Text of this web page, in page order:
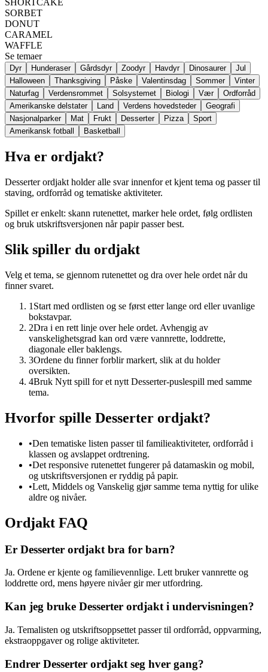
SORBET
DONUT
CARAMEL
WAFFLE
Se temaer
Dyr Hunderaser Gårdsdyr Zoodyr Havdyr Dinosaurer
Jul
Halloween
Thanksgiving Påske Valentinsdag Sommer
Vinter
Naturfag
Verdensrommet Solsystemet Biologi Vær
Ordforråd
Amerikanske delstater
Land Verdens hovedsteder
Geografi
Nasjonalparker
Mat Frukt Desserter Pizza
Sport
Amerikansk fotball
Basketball
Hva er ordjakt?
Desserter ordjakt holder alle svar innenfor et kjent tema og passer til
staving, ordforråd og tematiske aktiviteter.
Spillet er enkelt: skann rutenettet, marker hele ordet, følg ordlisten
og bruk utskriftsversjonen når papir passer best.
Slik spiller du ordjakt
Velg et tema, se gjennom rutenettet og dra over hele ordet når du
finner svaret.
1 Start med ordlisten og se først etter lange ord eller uvanlige
bokstavpar.
2Dra i en rett linje over hele ordet. Avhengig av
vanskelighetsgrad kan ord være vannrette, loddrette,
diagonale eller baklengs.
3Ordene du finner forblir markert, slik at du holder
oversikten.
4Bruk Nytt spill for et nytt Desserter-puslespill med samme
tema.
Hvorfor spille Desserter ordjakt?
•Den tematiske listen passer til familieaktiviteter, ordforråd i
klassen og avslappet ordtrening.
•Det responsive rutenettet fungerer på datamaskin og mobil,
og utskriftsversjonen er ryddig på papir.
•Lett, Middels og Vanskelig gjør samme tema nyttig for ulike
aldre og nivåer.
Ordjakt FAQ
Er Desserter ordjakt bra for barn?
Ja. Ordene er kjente og familievennlige. Lett bruker vannrette og
loddrette ord, mens høyere nivåer gir mer utfordring.
Kan jeg bruke Desserter ordjakt i undervisningen?
Ja. Temalisten og utskriftsoppsettet passer til ordforråd, oppvarming,
ekstraoppgaver og rolige aktiviteter.
Endrer Desserter ordjakt seg hver gang?